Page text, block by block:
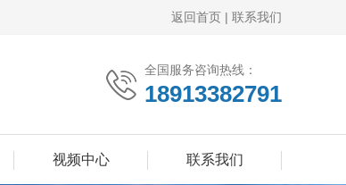
返回首页 | 联系我们
全国服务咨询热线：
18913382791
视频中心 联系我们